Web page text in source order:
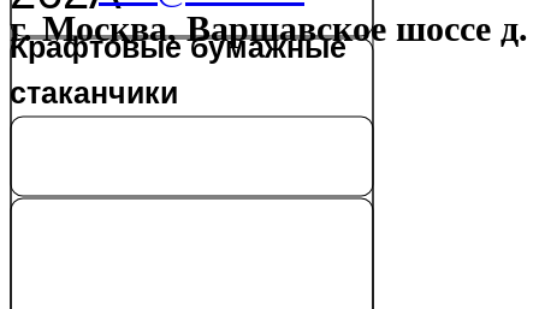
Крафтовые бумажные
стаканчики
г. Москва, Варшавское шоссе д.